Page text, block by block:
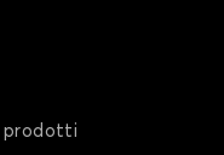
prodotti